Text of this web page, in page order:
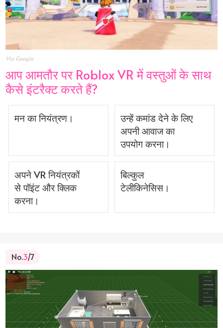
Via Google
आप आमतौर पर Roblox VR में वस्तुओं के साथ
कैसे इंटरैक्ट करते हैं?
मन का नियंत्रण।
उन्हें कमांड देने के लिए
अपनी आवाज का
उपयोग करना।
अपने VR नियंत्रकों
से पॉइंट और क्लिक
करना।
बिल्कुल
टेलीकिनेसिस।
No.3/7